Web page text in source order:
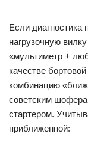
Если диагностика
нагрузочную
«мультиметр +
качестве
комбинацию
советским
стартером.
приближенной: